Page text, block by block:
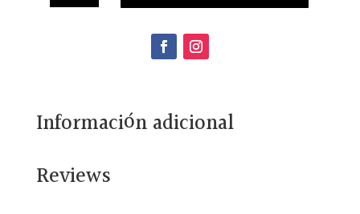
T46
Información adicional
Reviews